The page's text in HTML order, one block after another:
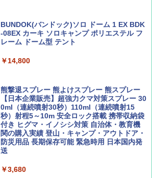
ディズニーファン ２０２６年 ９月号 [雑
誌] (ＤＩＳＮＥＹ ＦＡＮ)
山と溪谷 2026年8月号「南アルプス大全」
￥1,540
Coyote No.89 特集 星野道夫 夢見る旅
￥1,540
地球の歩き方 スター・ウォーズ
￥2,695
僕が見た未来【完全版】
￥0
A26 地球の歩き方 チェコ ポーランド スロヴ
パ
PYKES PEAK (パイクスピーク) 着替えテン
人用 折りたたみ 防災グッズ 災害用トイレ ビ
￥4,980
ENDLESS BASE 《めざましテレビで紹介》
テント ワンタッチ RENEW 幅200 2-3人用 43
500002(88859)
BUNDOK(バンドック)ソロ ドーム 1 EX BDK
-08EX カーキ ソロキャンプ ポリエステル フ
レーム ドーム型 テント
￥14,800
熊撃退スプレー 熊よけスプレー 熊スプレー
【日本企業販売】超強力クマ対策スプレー 30
0ml（連続噴射30秒）110ml（連続噴射15
秒）射程5～10m 安全ロック搭載 携帯収納袋
付き ヒグマ・イノシシ対策 自治体・教育機
関の購入実績 登山・キャンプ・アウトドア・
防災用品 長期保存可能 緊急時用 日本国内発
送
￥3,680